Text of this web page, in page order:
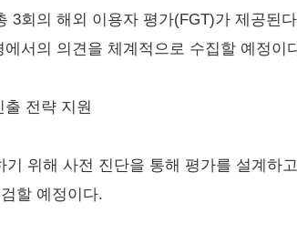
3회의 해외 이용자 평가(FGT)가 제공된
서의 의견을 체계적으로 수집할 예정이
전략 지원
위해 사전 진단을 통해 평가를 설계하
할 예정이다.